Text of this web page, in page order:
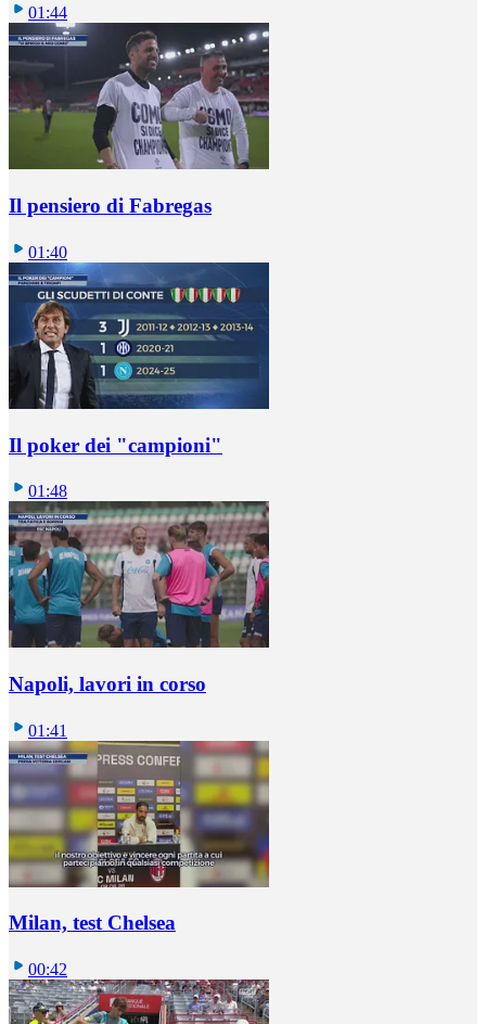
01:44
Il pensiero di Fabregas
01:40
Il poker dei "campioni"
01:48
Napoli, lavori in corso
01:41
Milan, test Chelsea
00:42